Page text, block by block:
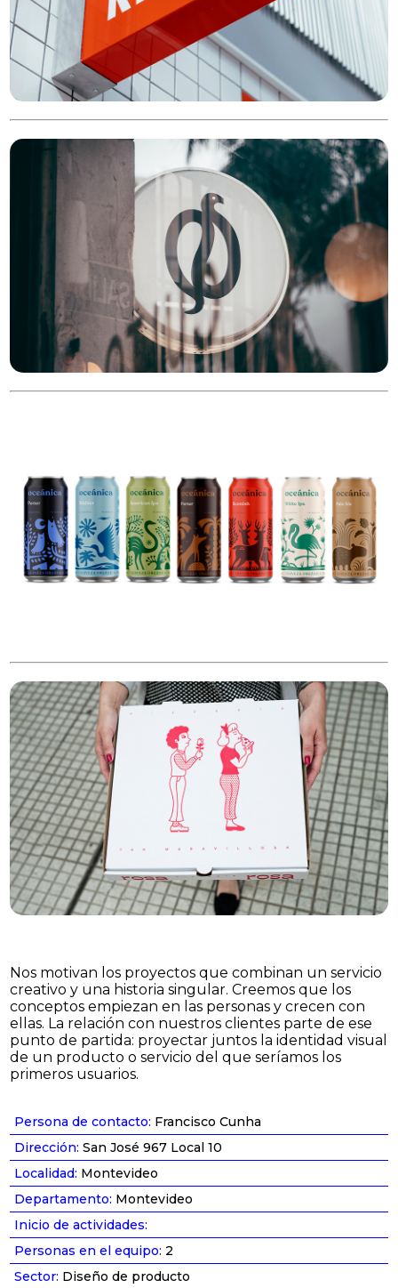
Nos motivan los proyectos que combinan un servicio
creativo y una historia singular. Creemos que los
conceptos empiezan en las personas y crecen con
ellas. La relación con nuestros clientes parte de ese
punto de partida: proyectar juntos la identidad visual
de un producto o servicio del que seríamos los
primeros usuarios.
Persona de contacto: Francisco Cunha
Dirección:San José 967 Local 10
Localidad: Montevideo
Departamento: Montevideo
Inicio de actividades:
Personas en el equipo: 2
Sector: Diseño de producto